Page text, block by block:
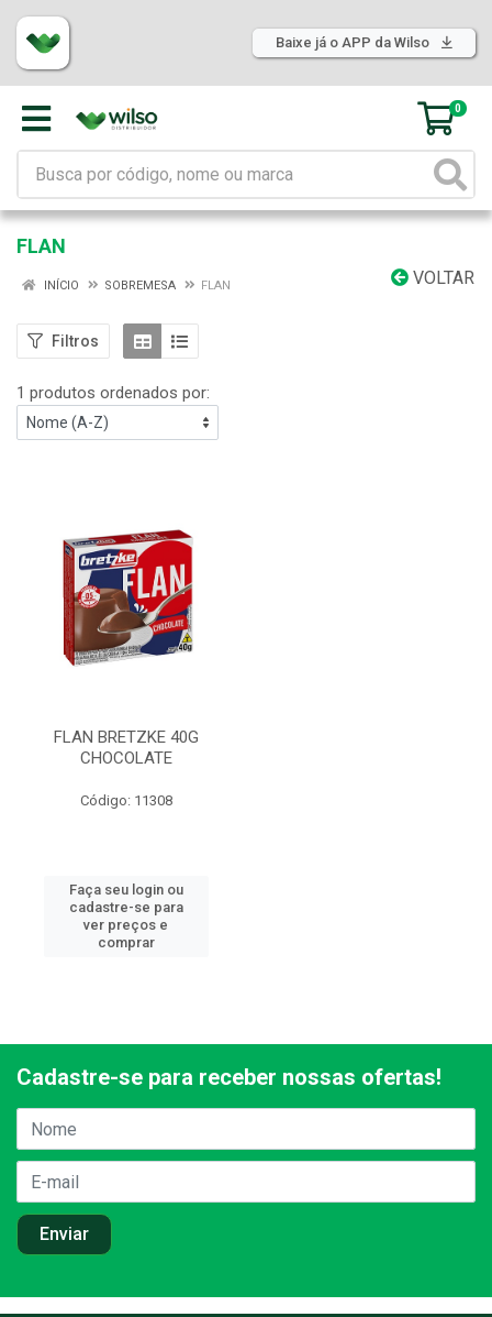
Baixe já o APP da Wilso
0
FLAN
VOLTAR
INÍCIO SOBREMESA FLAN
Filtros
1 produtos ordenados por:
FLAN BRETZKE 40G
CHOCOLATE
Código: 11308
Faça seu login ou
cadastre-se para
ver preços e
comprar
Cadastre-se para receber nossas ofertas!